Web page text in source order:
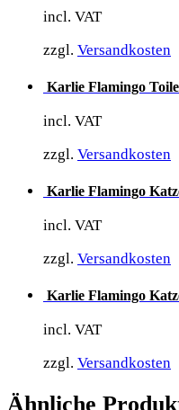
incl. VAT
zzgl. Versandkosten
Karlie Flamingo
incl. VAT
zzgl. Versandkosten
Karlie Flamingo
incl. VAT
zzgl. Versandkosten
Karlie Flamingo
incl. VAT
zzgl. Versandkosten
Ähnliche